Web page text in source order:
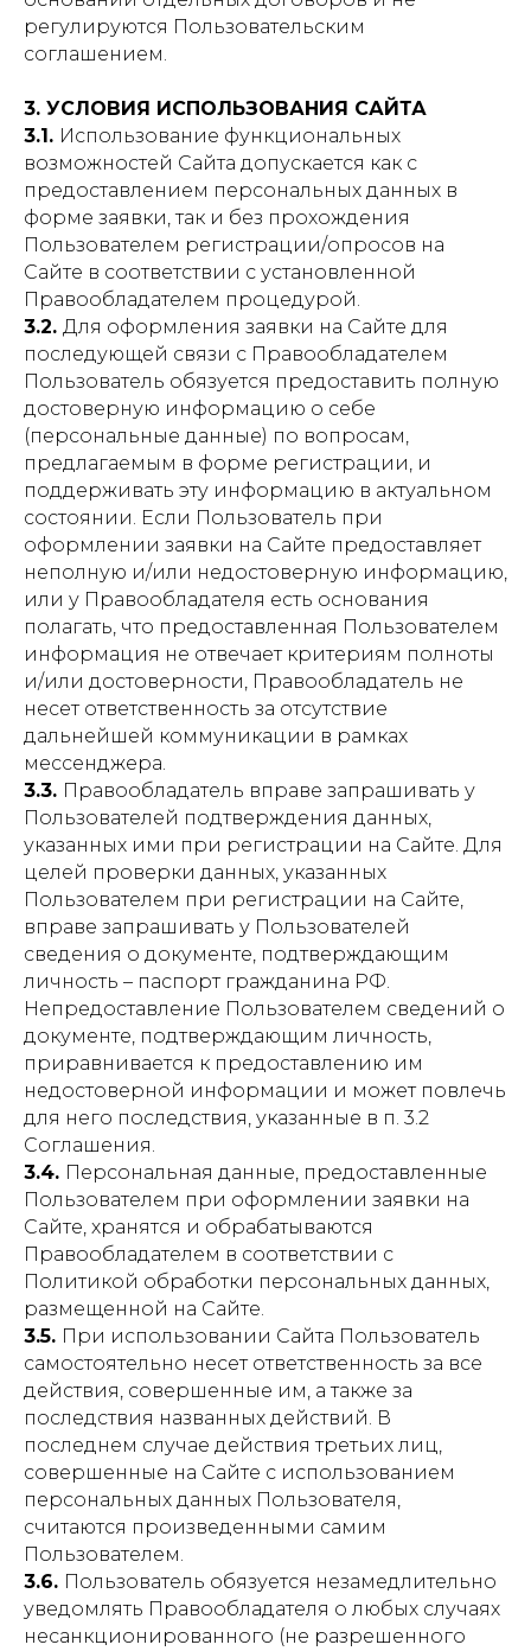
регулируются Пользовательским
соглашением.
3. УСЛОВИЯ ИСПОЛЬЗОВАНИЯ САЙТА
3.1. Использование функциональных
возможностей Сайта допускается как с
предоставлением персональных данных в
форме заявки, так и без прохождения
Пользователем регистрации/опросов на
Сайте в соответствии с установленной
Правообладателем процедурой.
3.2. Для оформления заявки на Сайте для
последующей связи с Правообладателем
Пользователь обязуется предоставить полную
достоверную информацию о себе
(персональные данные) по вопросам,
предлагаемым в форме регистрации, и
поддерживать эту информацию в актуальном
состоянии. Если Пользователь при
оформлении заявки на Сайте предоставляет
неполную и/или недостоверную информацию,
или у Правообладателя есть основания
полагать, что предоставленная Пользователем
информация не отвечает критериям полноты
и/или достоверности, Правообладатель не
несет ответственность за отсутствие
дальнейшей коммуникации в рамках
мессенджера.
3.3. Правообладатель вправе запрашивать у
Пользователей подтверждения данных,
указанных ими при регистрации на Сайте. Для
целей проверки данных, указанных
Пользователем при регистрации на Сайте,
вправе запрашивать у Пользователей
сведения о документе, подтверждающим
личность – паспорт гражданина РФ.
Непредоставление Пользователем сведений о
документе, подтверждающим личность,
приравнивается к предоставлению им
недостоверной информации и может повлечь
для него последствия, указанные в п. 3.2
Соглашения.
3.4. Персональная данные, предоставленные
Пользователем при оформлении заявки на
Сайте, хранятся и обрабатываются
Правообладателем в соответствии с
Политикой обработки персональных данных,
размещенной на Сайте.
3.5. При использовании Сайта Пользователь
самостоятельно несет ответственность за все
действия, совершенные им, а также за
последствия названных действий. В
последнем случае действия третьих лиц,
совершенные на Сайте с использованием
персональных данных Пользователя,
считаются произведенными самим
Пользователем.
3.6. Пользователь обязуется незамедлительно
уведомлять Правообладателя о любых случаях
несанкционированного (не разрешенного